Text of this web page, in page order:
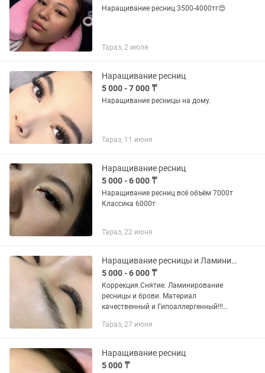
Наращивание ресниц 3500-4000тг😍
Тараз, 2 июля
Наращивание ресниц
5 000 - 7 000 ₸
Наращивание ресницы на дому.
Тараз, 11 июня
Наращивание ресниц
5 000 - 6 000 ₸
Наращивание ресниц всё объём 7000т
Классика 6000т
Тараз, 22 июня
Наращивание ресницы и Ламинирование ресницы ЛАМИНИРОВАНИЕ Брови
5 000 - 6 000 ₸
Коррекция.Снятие. Ламинирование
ресницы и брови. Материал
качественный и Гипоаллергенный!!!
Ламинирование брови!!!
Тараз, 27 июня
Наращивание ресниц
5 000 ₸